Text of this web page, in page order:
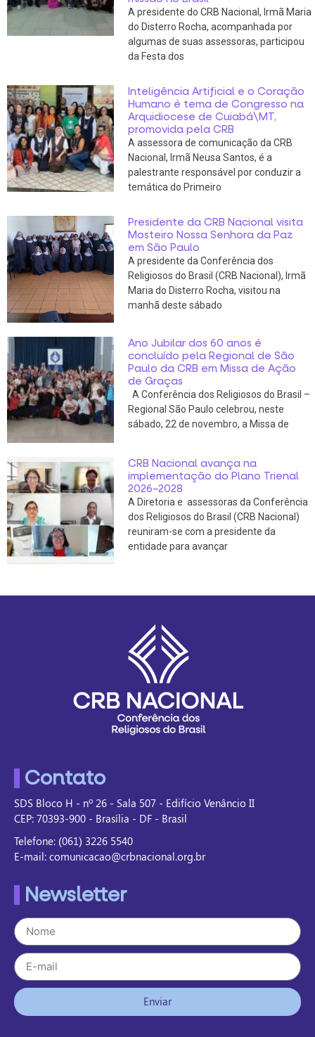
A presidente do CRB Nacional, Irmã Maria
do Disterro Rocha, acompanhada por
algumas de suas assessoras, participou
da Festa dos
Inteligência Artificial e o Coração
Humano é tema de Congresso na
Arquidiocese de Cuiabá\MT,
promovida pela CRB
A assessora de comunicação da CRB
Nacional, Irmã Neusa Santos, é a
palestrante responsável por conduzir a
temática do Primeiro
Presidente da CRB Nacional visita
Mosteiro Nossa Senhora da Paz
em São Paulo
A presidente da Conferência dos
Religiosos do Brasil (CRB Nacional), Irmã
Maria do Disterro Rocha, visitou na
manhã deste sábado
Ano Jubilar dos 60 anos é
concluído pela Regional de São
Paulo da CRB em Missa de Ação
de Graças
A Conferência dos Religiosos do Brasil –
Regional São Paulo celebrou, neste
sábado, 22 de novembro, a Missa de
CRB Nacional avança na
implementação do Plano Trienal
2026–2028
A Diretoria e assessoras da Conferência
dos Religiosos do Brasil (CRB Nacional)
reuniram-se com a presidente da
entidade para avançar
Contato
SDS Bloco H - nº 26 - Sala 507 - Edifício Venâncio II
CEP: 70393-900 - Brasília - DF - Brasil
Telefone: (061) 3226 5540
E-mail: comunicacao@crbnacional.org.br
Newsletter
Enviar